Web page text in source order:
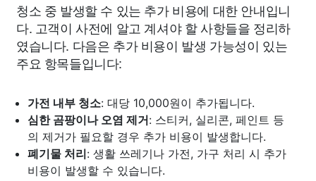
청소 중 발생할 수 있는 추가 비용에 대한 안내입니
다. 고객이 사전에 알고 계셔야 할 사항들을 정리하
였습니다. 다음은 추가 비용이 발생 가능성이 있는
주요 항목들입니다:
가전 내부 청소: 대당 10,000원이 추가됩니다.
심한 곰팡이나 오염 제거: 스티커, 실리콘, 페인트 등
의 제거가 필요할 경우 추가 비용이 발생합니다.
폐기물 처리: 생활 쓰레기나 가전, 가구 처리 시 추가
비용이 발생할 수 있습니다.